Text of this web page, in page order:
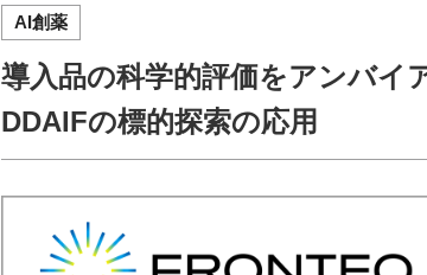
AI創薬
導入品の科学的評価をアンバイ
DDAIFの標的探索の応用